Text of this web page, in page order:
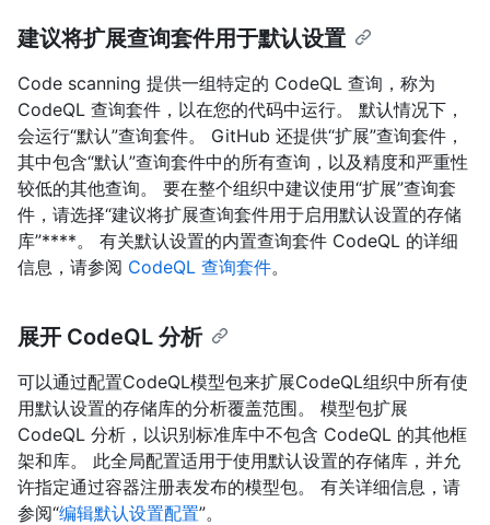
建议将扩展查询套件用于默认设置
Code scanning 提供一组特定的 CodeQL 查询，称为
CodeQL 查询套件，以在您的代码中运行。 默认情况下，
会运行“默认”查询套件。 GitHub 还提供“扩展”查询套件，
其中包含“默认”查询套件中的所有查询，以及精度和严重性
较低的其他查询。 要在整个组织中建议使用“扩展”查询套
件，请选择“建议将扩展查询套件用于启用默认设置的存储
库”****。 有关默认设置的内置查询套件 CodeQL 的详细
信息，请参阅 CodeQL 查询套件。
展开 CodeQL 分析
可以通过配置CodeQL模型包来扩展CodeQL组织中所有使
用默认设置的存储库的分析覆盖范围。 模型包扩展
CodeQL 分析，以识别标准库中不包含 CodeQL 的其他框
架和库。 此全局配置适用于使用默认设置的存储库，并允
许指定通过容器注册表发布的模型包。 有关详细信息，请
参阅“编辑默认设置配置”。